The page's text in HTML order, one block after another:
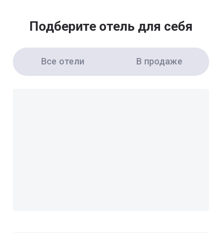
Подберите отель для себя
Все отели В продаже